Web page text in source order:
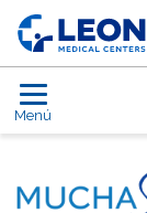
Saltar al
LEON
Menú